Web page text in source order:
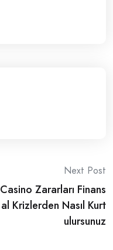
Next Post
Casino Zararları Finans
al Krizlerden Nasıl Kurt
ulursunuz